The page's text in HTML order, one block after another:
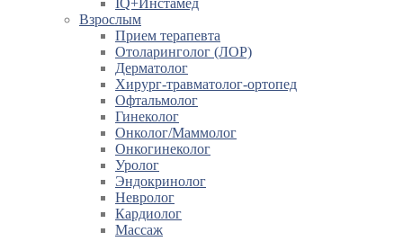
Взрослым
Прием терапевта
Отоларинголог (ЛОР)
Дерматолог
Хирург-травматолог-ортопед
Офтальмолог
Гинеколог
Онколог/Маммолог
Онкогинеколог
Уролог
Эндокринолог
Невролог
Кардиолог
Массаж